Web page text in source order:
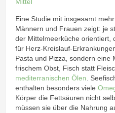
Eine Studie mit insgesamt
Männern und Frauen zeigt: je
der Mittelmeerküche orientiert,
für Herz-Kreislauf-
Pasta und Pizza, sondern eine
frischem Obst, Fisch statt
mediterranischen Ölen .
enthalten besonders viele
Körper die Fettsäuren nicht
müssen sie über die Nahrung